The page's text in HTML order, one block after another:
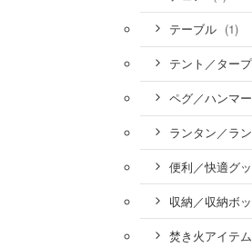
テーブル (1)
テント／タープ
ペグ／ハンマ
ランタン／ラ
便利／快適グ
収納／収納ボ
焚き火アイテム